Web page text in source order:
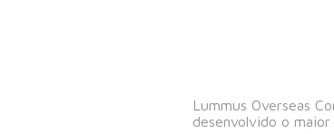
Lummus Overseas
desenvolvido o